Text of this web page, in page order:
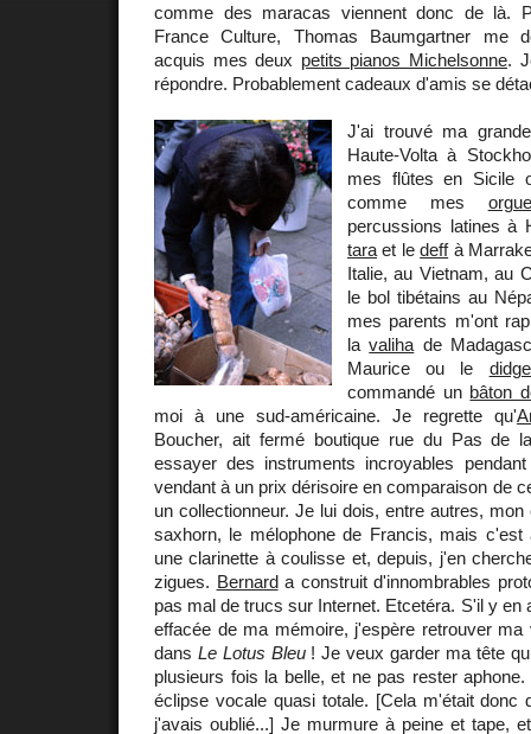
comme des maracas viennent donc de là.
France Culture, Thomas Baumgartner me
acquis mes deux petits pianos Michelsonne.
répondre. Probablement cadeaux d'amis se
J'ai trouvé ma
Haute-Volta à
mes flûtes en Sicile
comme mes
percussions latines à
tara et ledeffà
Italie, au Vietnam, au
le bol tibétains au
mes parents m'ont
lavaliha de
Maurice ou le
commandé un bâton
moi à une sud-américaine. Je regrette qu'
Boucher, ait fermé boutique rue du Pas de
essayer des instruments incroyables
vendant à un prix dérisoire en comparaison de
un collectionneur. Je lui dois, entre autres,
saxhorn, le mélophone de Francis, mais
une clarinette à coulisse et, depuis, j'en
zigues. Bernarda construit d'innombrables
pas mal de trucs sur Internet. Etcetéra. S'il y en
effacée de ma mémoire, j'espère retrouver
dans Le Lotus Bleu! Je veux garder ma tête
plusieurs fois la belle, et ne pas rester
éclipse vocale quasi totale. [Cela m'était donc
j'avais oublié...] Je murmure à peine et tape,